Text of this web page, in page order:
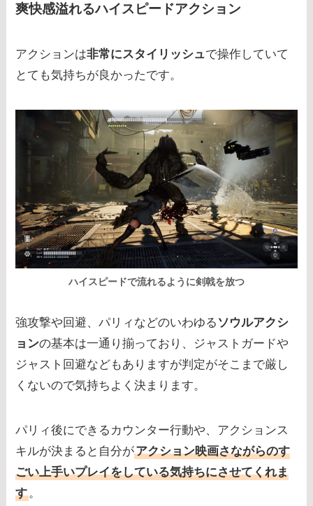
爽快感溢れるハイスピードアクション
アクションは非常にスタイリッシュで操作していて
とても気持ちが良かったです。
ハイスピードで流れるように剣戟を放つ
強攻撃や回避、パリィなどのいわゆる ソウルアクシ
ョンの基本は一通り揃っており、ジャストガードや
ジャスト回避などもありますが判定がそこまで厳し
くないので気持ちよく決まります。
パリィ後にできるカウンター行動や、アクションス
キルが決まると自分がアクション映画さながらのす
ごい上手いプレイをしている気持ちにさせてくれま
す。